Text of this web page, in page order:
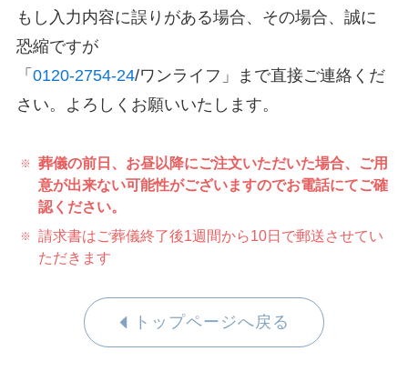
もし入力内容に誤りがある場合、その場合、誠に
恐縮ですが
「 0120-2754-24/ワンライフ」まで直接ご連絡くだ
さい。よろしくお願いいたします。
葬儀の前日、お昼以降にご注文いただいた場合、ご用
意が出来ない可能性がございますのでお電話にてご確
認ください。
請求書はご葬儀終了後1週間から10日で郵送させてい
ただきます
トップページへ戻る